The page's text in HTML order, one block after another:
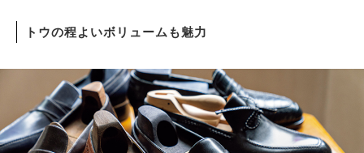
トウの程よいボリュームも魅力
WATCH
LIFESTYLE
COLUMN